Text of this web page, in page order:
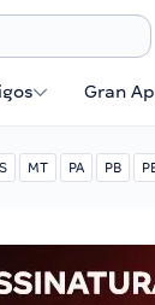
Gran
MT PA PB